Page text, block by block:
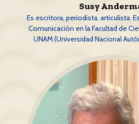
Susy
Es escritora, periodista, articulista.
Comunicación en la Facultad de
UNAM (Universidad Nacional